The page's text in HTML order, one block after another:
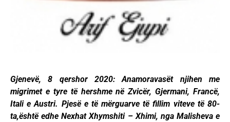
Gjenevë, 8 qershor 2020: Anamoravasët njihen me
migrimet e tyre të hershme në Zvicër, Gjermani, Francë,
Itali e Austri. Pjesë e të mërguarve të fillim viteve të 80-
ta,është edhe Nexhat Xhymshiti – Xhimi, nga Malisheva e